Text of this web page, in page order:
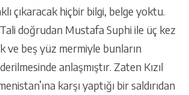
çıkaracak hiçbir bilgi, belge yoktu.
doğrudan Mustafa Suphi ile üç kez
ve beş yüz mermiyle bunların
anlaşmıştır. Zaten Kızıl
karşı yaptığı bir saldırıdan